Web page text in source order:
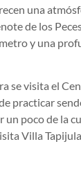
una
de los
y una
se visita el
practicar
un poco de la
Villa